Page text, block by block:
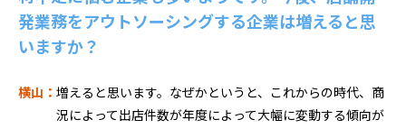
発業務をアウトソーシングする企業は増えると思
いますか？
横山： 増えると思います。なぜかというと、これからの時代、商
況によって出店件数が年度によって大幅に変動する傾向が